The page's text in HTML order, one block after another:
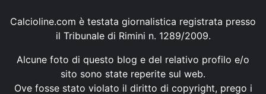
Calcioline.com è testata giornalistica registrata presso
il Tribunale di Rimini n. 1289/2009.
Alcune foto di questo blog e del relativo profilo e/o
sito sono state reperite sul web.
Ove fosse stato violato il diritto di copyright, prego i